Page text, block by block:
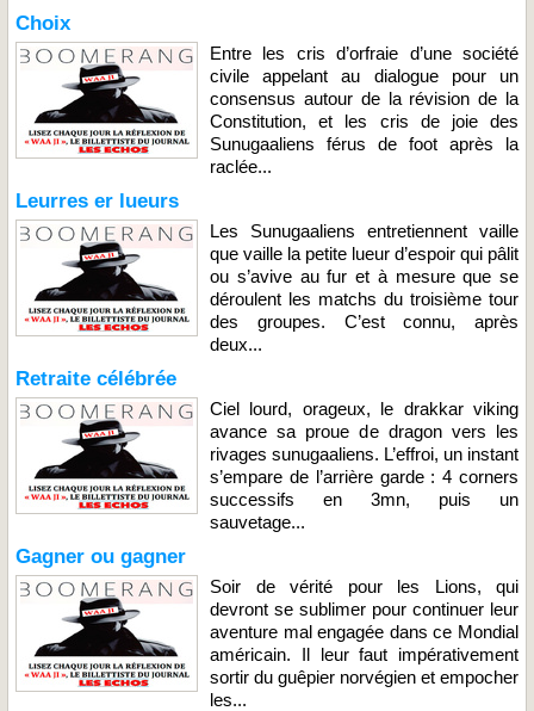
Choix
Entre les cris d’orfraie d’une société
civile appelant au dialogue pour un
consensus autour de la révision de la
Constitution, et les cris de joie des
Sunugaaliens férus de foot après la
raclée...
Leurres er lueurs
Les Sunugaaliens entretiennent vaille
que vaille la petite lueur d’espoir qui pâlit
ou s’avive au fur et à mesure que se
déroulent les matchs du troisième tour
des groupes. C’est connu, après
deux...
Retraite célébrée
Ciel lourd, orageux, le drakkar viking
avance sa proue de dragon vers les
rivages sunugaaliens. L’effroi, un instant
s’empare de l’arrière garde : 4 corners
successifs en 3mn, puis un
sauvetage...
Gagner ou gagner
Soir de vérité pour les Lions, qui
devront se sublimer pour continuer leur
aventure mal engagée dans ce Mondial
américain. Il leur faut impérativement
sortir du guêpier norvégien et empocher
les...